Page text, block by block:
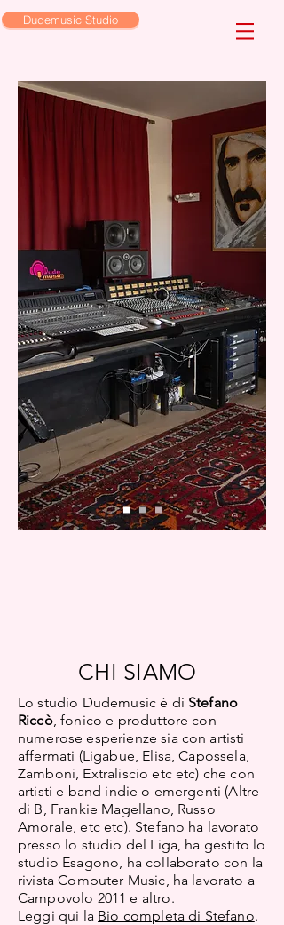
Dudemusic Studio
CHI SIAMO
Lo studio Dudemusic è di Stefano
Riccò, fonico e produttore con
numerose esperienze sia con artisti
affermati (Ligabue, Elisa, Capossela,
Zamboni, Extraliscio etc etc) che con
artisti e band indie o emergenti (Altre
di B, Frankie Magellano, Russo
Amorale, etc etc). Stefano ha lavorato
presso lo studio del Liga, ha gestito lo
studio Esagono, ha collaborato con la
rivista Computer Music, ha lavorato a
Campovolo 2011 e altro.
Leggi qui la Bio completa di Stefano.